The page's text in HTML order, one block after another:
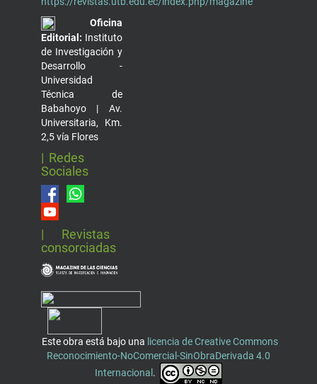
Oficina
Editorial: Instituto
de Investigación y
Desarrollo -
Universidad
Técnica de
Babahoyo | Av.
Universitaria, Km.
2,5 vía Flores
| Redes
Sociales
| Revistas
consorciadas
Este obra está bajo una licencia de Creative Commons
Reconocimiento-NoComercial-SinObraDerivada 4.0
Internacional .